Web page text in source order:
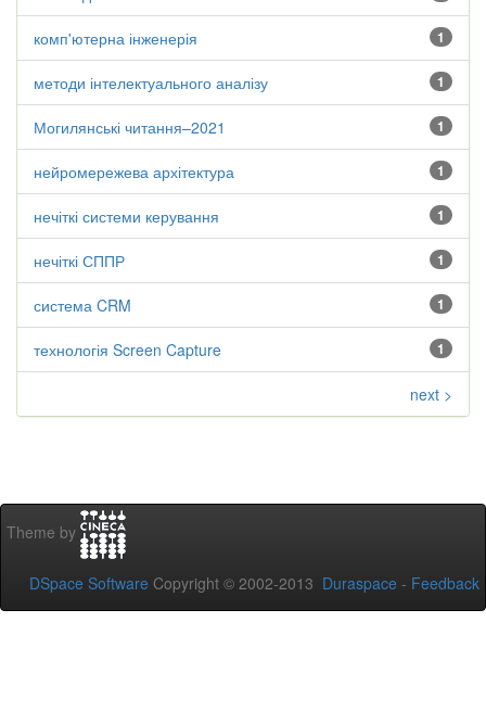
1
комп'ютерна інженерія
1
методи інтелектуального аналізу
1
Могилянські читання–2021
1
нейромережева архітектура
1
нечіткі системи керування
1
нечіткі СППР
1
система CRM
1
технологія Screen Capture
next >
Theme by
DSpace Software Copyright © 2002-2013 Duraspace - Feedback